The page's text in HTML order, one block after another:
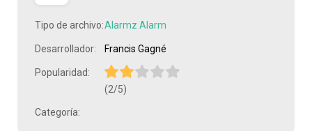
Tipo de archivo:Alarmz Alarm
Desarrollador: Francis Gagné
Popularidad:
(2/5)
Categoría: